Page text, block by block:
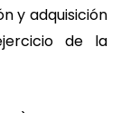
y adquisición
de la